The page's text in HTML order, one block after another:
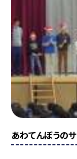
あわてんぼうの